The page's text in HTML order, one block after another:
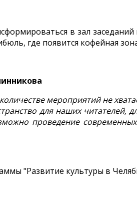
в зал
где появится кофейная
мероприятий не
для наших читателей,
проведение
"Развитие культуры в